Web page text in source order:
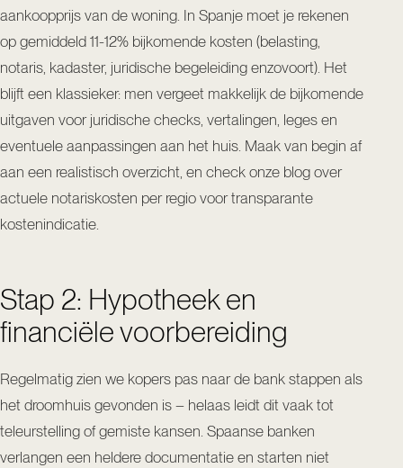
aankoopprijs van de woning. In Spanje moet je rekenen
op gemiddeld 11-12% bijkomende kosten (belasting,
notaris, kadaster, juridische begeleiding enzovoort). Het
blijft een klassieker: men vergeet makkelijk de bijkomende
uitgaven voor juridische checks, vertalingen, leges en
eventuele aanpassingen aan het huis. Maak van begin af
aan een realistisch overzicht, en check onze blog over
actuele notariskosten per regio voor transparante
kostenindicatie.
Stap 2: Hypotheek en
financiële voorbereiding
Regelmatig zien we kopers pas naar de bank stappen als
het droomhuis gevonden is – helaas leidt dit vaak tot
teleurstelling of gemiste kansen. Spaanse banken
verlangen een heldere documentatie en starten niet